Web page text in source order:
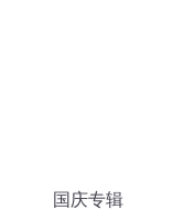
国庆专辑